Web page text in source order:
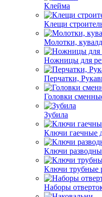
Клейма
Клещи
Молотки,
Ножницы для
Перчатки,
Головки
Зубила
Ключи гаечные
Ключи
Ключи трубные
Наборы